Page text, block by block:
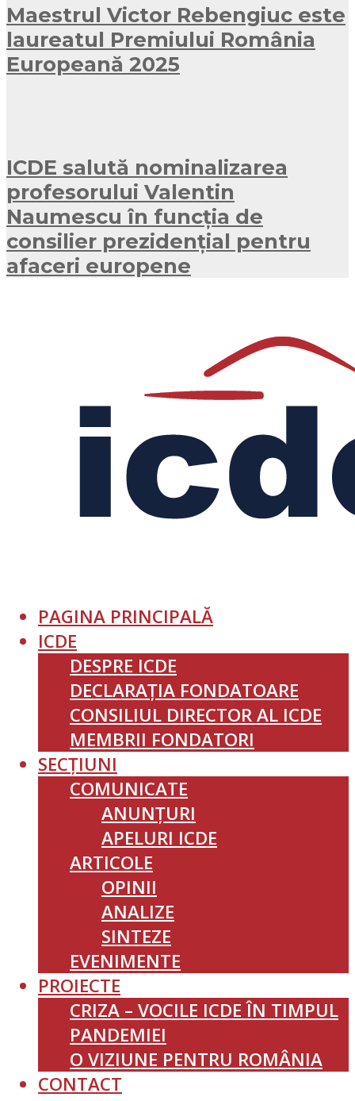
Maestrul Victor Rebengiuc este
laureatul Premiului România
Europeană 2025
ICDE salută nominalizarea
profesorului Valentin
Naumescu în funcția de
consilier prezidențial pentru
afaceri europene
PAGINA PRINCIPALĂ
ICDE
DESPRE ICDE
DECLARAȚIA FONDATOARE
CONSILIUL DIRECTOR AL ICDE
MEMBRII FONDATORI
SECȚIUNI
COMUNICATE
ANUNȚURI
APELURI ICDE
ARTICOLE
OPINII
ANALIZE
SINTEZE
EVENIMENTE
PROIECTE
CRIZA – VOCILE ICDE ÎN TIMPUL
PANDEMIEI
O VIZIUNE PENTRU ROMÂNIA
CONTACT